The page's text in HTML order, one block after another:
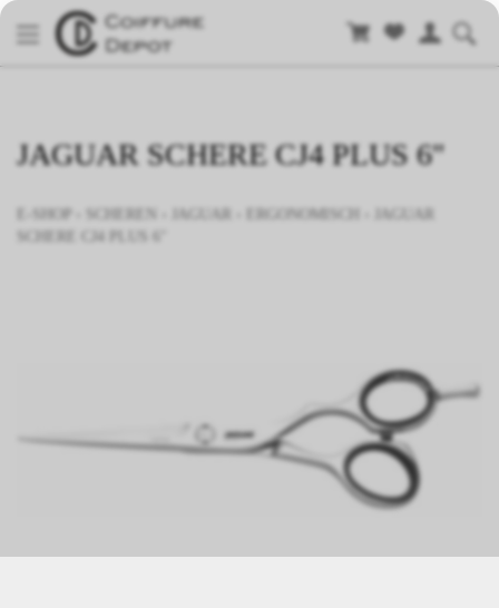
JAGUAR SCHERE CJ4 PLUS 6"
JAGUAR
JAGUAR
SCHERE CJ4 PLUS 6"